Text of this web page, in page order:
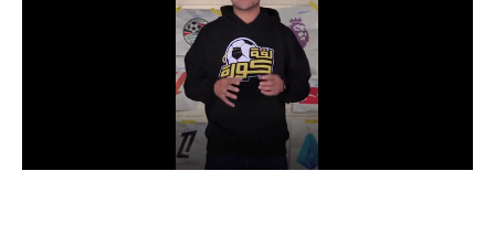
الدوري السعودي للمحترفين
دوري أبطال إفريقيا